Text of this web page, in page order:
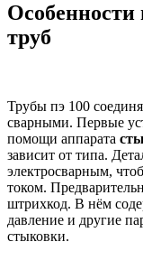
труб
Трубы пэ 100
сварными. Первые
помощи аппарата
зависит от типа.
электросварным,
током.
штрихкод. В нём
давление и другие
стыковки.